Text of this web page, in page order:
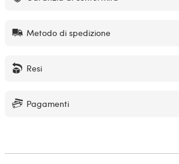
Metodo di spedizione
Resi
Pagamenti